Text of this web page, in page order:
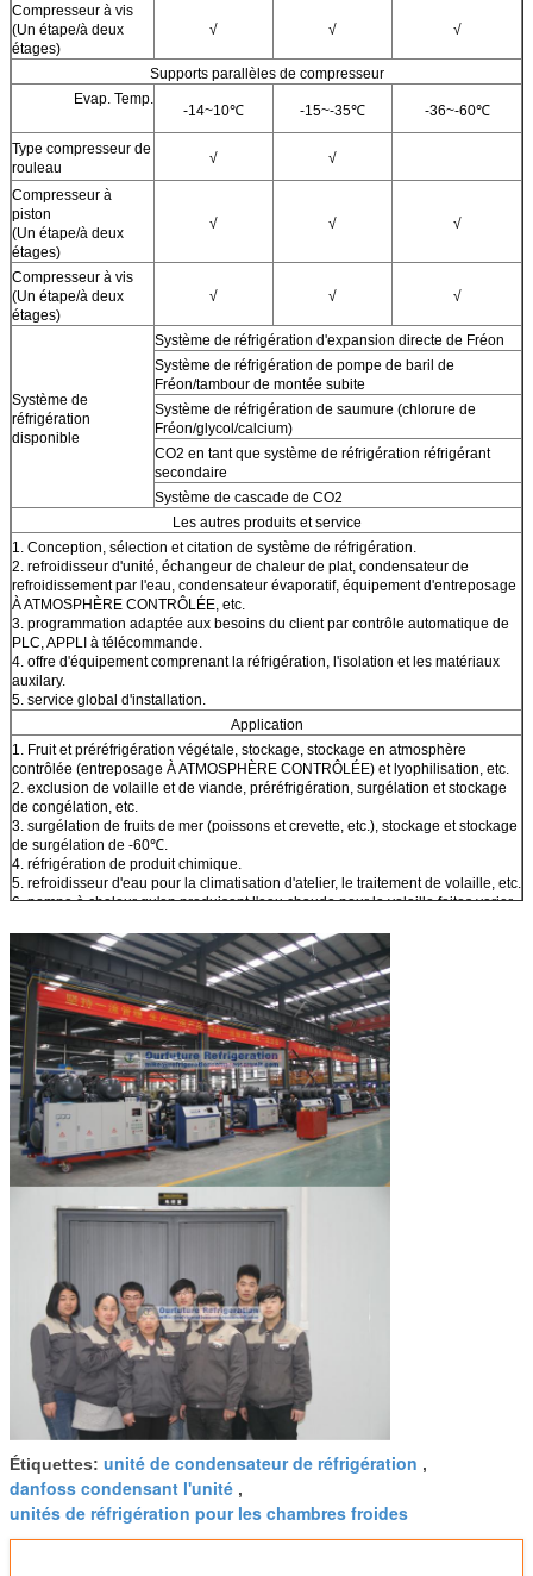
Compresseur à vis
(Un étape/à deux
étages)
√ √ √
Supports parallèles de compresseur
Evap. Temp.
-14~10℃ -15~-35℃ -36~-60℃
Type compresseur de
rouleau
√ √
Compresseur à
piston
(Un étape/à deux
étages)
√ √ √
Compresseur à vis
(Un étape/à deux
étages)
√ √ √
Système de
réfrigération
disponible
Système de réfrigération d'expansion directe de Fréon
Système de réfrigération de pompe de baril de
Fréon/tambour de montée subite
Système de réfrigération de saumure (chlorure de
Fréon/glycol/calcium)
CO2 en tant que système de réfrigération réfrigérant
secondaire
Système de cascade de CO2
Les autres produits et service
1. Conception, sélection et citation de système de réfrigération.
2. refroidisseur d'unité, échangeur de chaleur de plat, condensateur de
refroidissement par l'eau, condensateur évaporatif, équipement d'entreposage
À ATMOSPHÈRE CONTRÔLÉE, etc.
3. programmation adaptée aux besoins du client par contrôle automatique de
PLC, APPLI à télécommande.
4. offre d'équipement comprenant la réfrigération, l'isolation et les matériaux
auxilary.
5. service global d'installation.
Application
1. Fruit et préréfrigération végétale, stockage, stockage en atmosphère
contrôlée (entreposage À ATMOSPHÈRE CONTRÔLÉE) et lyophilisation, etc.
2. exclusion de volaille et de viande, préréfrigération, surgélation et stockage
de congélation, etc.
3. surgélation de fruits de mer (poissons et crevette, etc.), stockage et stockage
de surgélation de -60℃.
4. réfrigération de produit chimique.
5. refroidisseur d'eau pour la climatisation d'atelier, le traitement de volaille, etc.
6. pompe à chaleur qu'en produisant l'eau chaude pour la volaille faites varier
Ce que nous ne faisons pas
1. Nous ne faisons pas le système de réfrigération connexe par ammoniaque.
2. climatiseur de message publicitaire.
3. compresseur d'air.
Médias et information de contact de Socia
1. Facebook : www.facebook.com/compressorracks
2. Blogger : compressorracks.blogspot.com
Étiquettes: unité de condensateur de réfrigération ,
danfoss condensant l'unité ,
unités de réfrigération pour les chambres froides